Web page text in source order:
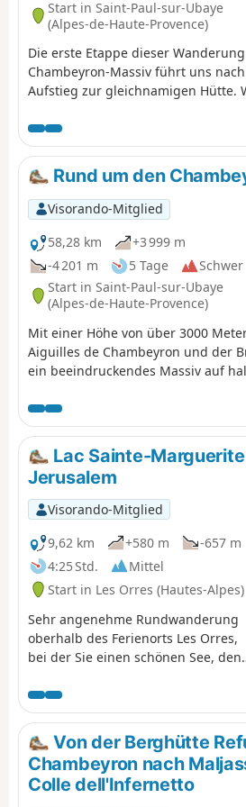
Start in Saint-Paul-sur-Ubaye
(Alpes-de-Haute-Provence)
Die erste Etappe dieser
Chambeyron-Massiv führt uns
Aufstieg zur gleichnamigen Hütte.
Rund um den
Visorando-Mitglied
58,28 km
+3 999 m
-4 201 m
5 Tage
Schwer
Start in Saint-Paul-sur-Ubaye
(Alpes-de-Haute-Provence)
Mit einer Höhe von über 3000
Aiguilles de Chambeyron und der
ein beeindruckendes Massiv auf
Wanderung bietet eine technisch
Pässen auf über 2700 m und
m. Die Umgebung ist wunderschön
sich meist in einer
Lac Sainte-
Jerusalem
Visorando-Mitglied
9,62 km
+580 m
-657 m
4:25 Std.
Mittel
Start in Les Orres (Hautes-Alpes)
Sehr angenehme Rundwanderung
oberhalb des Ferienorts Les Orres,
bei der Sie einen schönen See, den
Quellen entdecken können, die Les
Orres mit Wasser versorgen und
Namen Jérusalem tragen.
Von der Berghütte
Chambeyron nach
Colle dell'Infernetto